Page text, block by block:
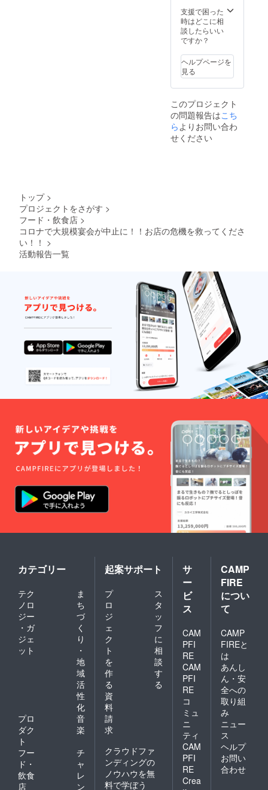
につい
て」を
ご覧下
さい。
※お食事
券の郵
送はご
※CAMP
FIRE
メッ
セージ
または
メール
利用期
限は
※お早め
にご予
約をお
願いし
ます。
のお客
様のご
予約状
況に
よって
はご希
えない
ことも
ありま
すの
で、ご
了承下
さい。
※お食事
せん。
※CAMP
FIRE
メッ
セージ
または
メール
にて専
用の予
約サイ
トをお
送りさ
せて頂
きま
限は
2021年
11月末
まで。
※お早め
にご予
約をお
願いし
ます。
はメールにて専
用の予約サイト
をお送りさせて
頂きます。 ※利
11月末まで。 ※
お早めにご予約
をお願いしま
す。
支援で困った
時はどこに相
談したらいい
ですか？
ヘルプページを
見る
このプロジェクト
の問題報告はこち
らよりお問い合わ
せください
トップ >
プロジェクトをさがす >
フード・飲食店 >
コロナで大規模宴会が中止に！！お店の危機を救ってくださ
い！！ >
活動報告一覧
カテゴリー
テク
ノロ
ジー
・ガ
ジェ
ット
ま
ち
づ
く
り
・
地
域
活
性
化
プロ
ダク
ト
音
楽
フー
ド・
飲食
店
チ
ャ
レ
ン
起案サポート
プ
ロ
ジ
ェ
ク
ト
を
作
る
ス
タ
ッ
フ
に
相
談
す
る
資
料
請
求
クラウドファ
ンディングの
ノウハウを無
料で学ぼう
サ
ー
ビ
ス
CAM
PFI
RE
CAM
PFI
RE
コ
ミュ
ニ
ティ
CAM
PFI
RE
Crea
CAMP
FIRE
につい
て
CAMP
FIREと
は
あんし
ん・安
全への
取り組
み
ニュー
ス
ヘルプ
お問い
合わせ